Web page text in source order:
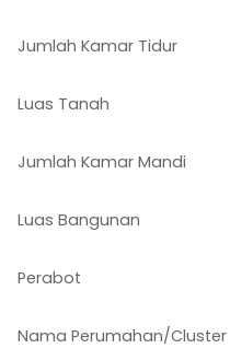
Jumlah Kamar Tidur
Luas Tanah
Jumlah Kamar Mandi
Luas Bangunan
Perabot
Nama Perumahan/Cluster